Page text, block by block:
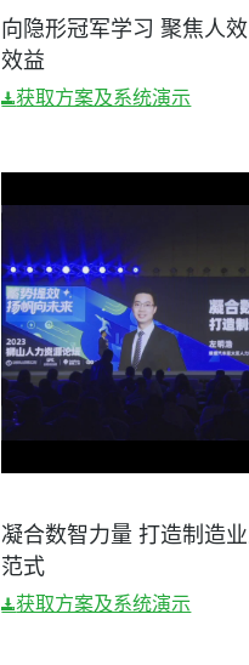
向隐形冠军学习 聚焦人
效益
获取方案及系统演示
凝合数智力量 打造制造
范式
获取方案及系统演示